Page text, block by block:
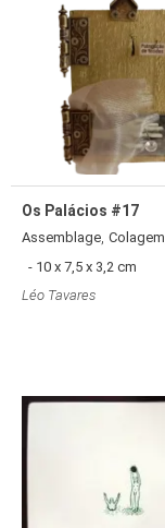
Os Palácios #17
Assemblage, Colagem
- 10 x 7,5 x 3,2 cm
Léo Tavares